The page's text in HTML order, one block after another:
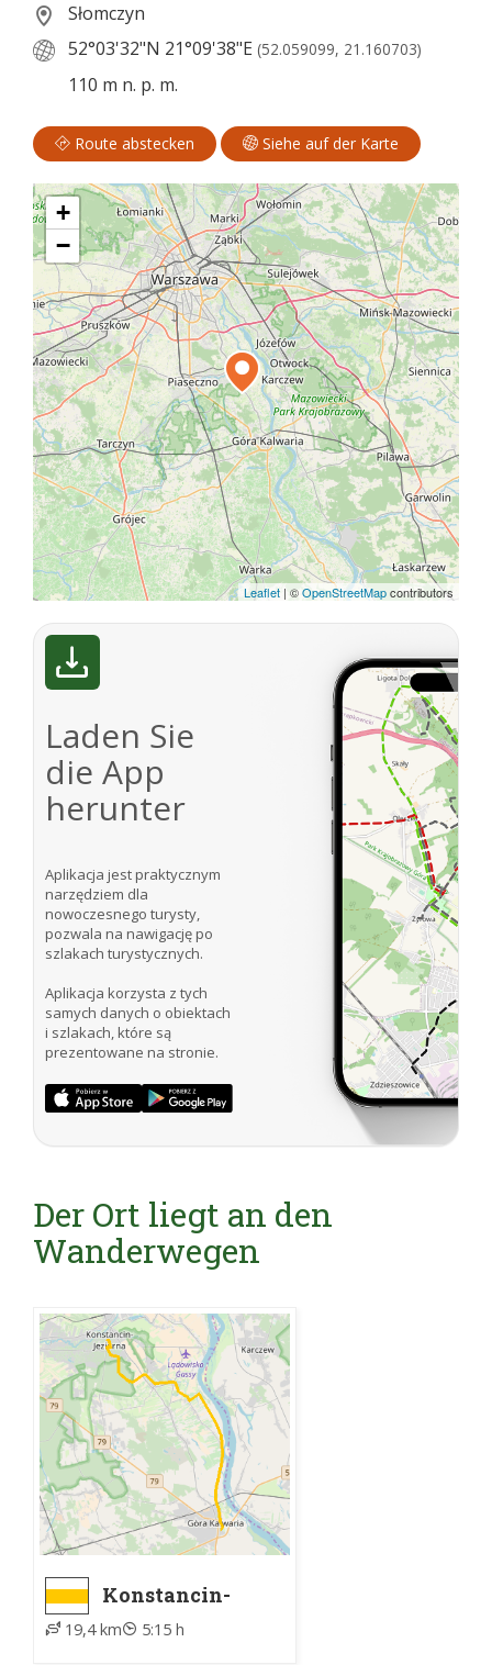
Słomczyn
52°03'32"N 21°09'38"E (52.059099, 21.160703)
110 m n. p. m.
Route abstecken Siehe auf der Karte
+
−
Leaflet | ©OpenStreetMapcontributors
Laden Sie
die App
herunter
Aplikacja jest praktycznym
narzędziem dla
nowoczesnego turysty,
pozwala na nawigację po
szlakach turystycznych.
Aplikacja korzysta z tych
samych danych o obiektach
i szlakach, które są
prezentowane na stronie.
Der Ort liegt an den
Wanderwegen
Konstancin-
Zdrojowy ZTM -
19,4 km 5:15 h